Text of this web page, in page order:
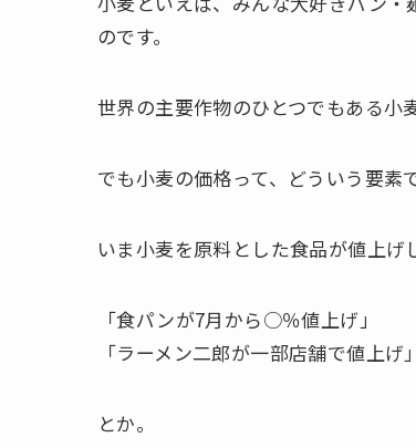
のです。
世界の主要作物のひとつでもある小麦
でも小麦の価格って、どういう要素
いま小麦を原料とした食品が値上げ
「食パンが7月から○％値上げ」
「ラーメン二郎が一部店舗で値上げ」
とか。